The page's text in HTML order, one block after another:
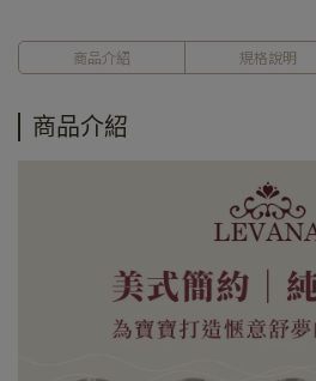
商品介紹 規格說明
商品介紹